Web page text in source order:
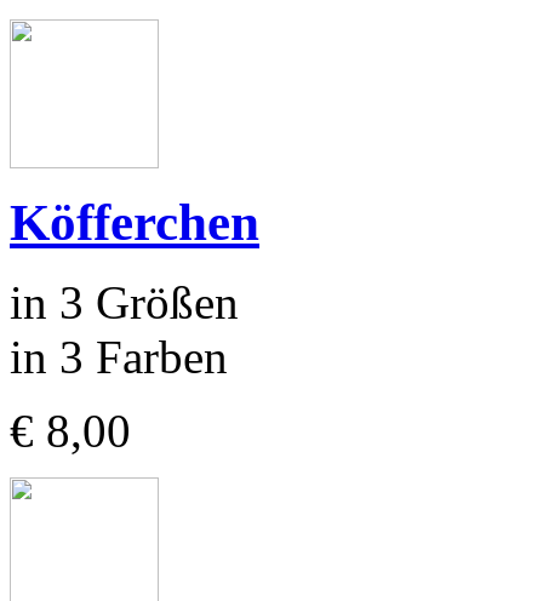
Köfferchen
in 3 Größen
in 3 Farben
€ 8,00